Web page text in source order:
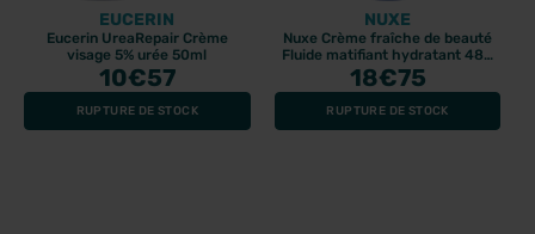
EUCERIN
Eucerin UreaRepair Crème
visage 5% urée 50ml
10€57
RUPTURE DE STOCK
NUXE
Nuxe Crème fraîche de beauté
Fluide matifiant hydratant 48h
50ml
18€75
RUPTURE DE STOCK